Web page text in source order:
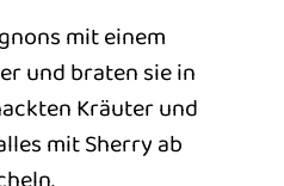
mit einem
und braten sie in
Kräuter und
mit Sherry ab